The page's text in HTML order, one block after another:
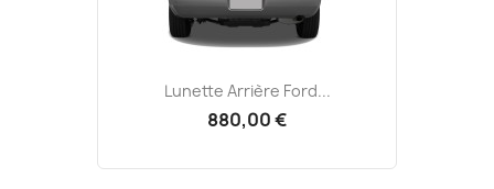
Lunette Arrière Ford...
880,00 €